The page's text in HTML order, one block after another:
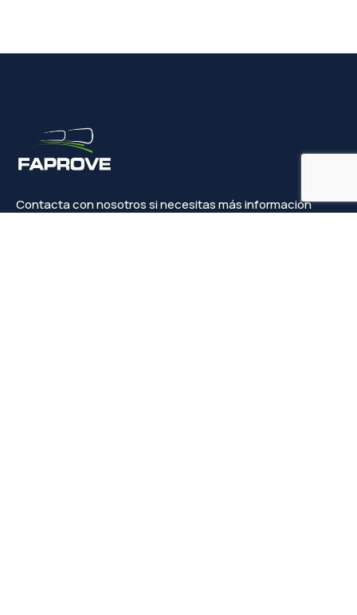
Contacta con nosotros si necesitas más información